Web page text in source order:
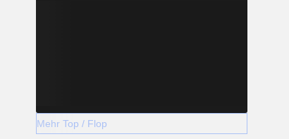
Mehr Top / Flop